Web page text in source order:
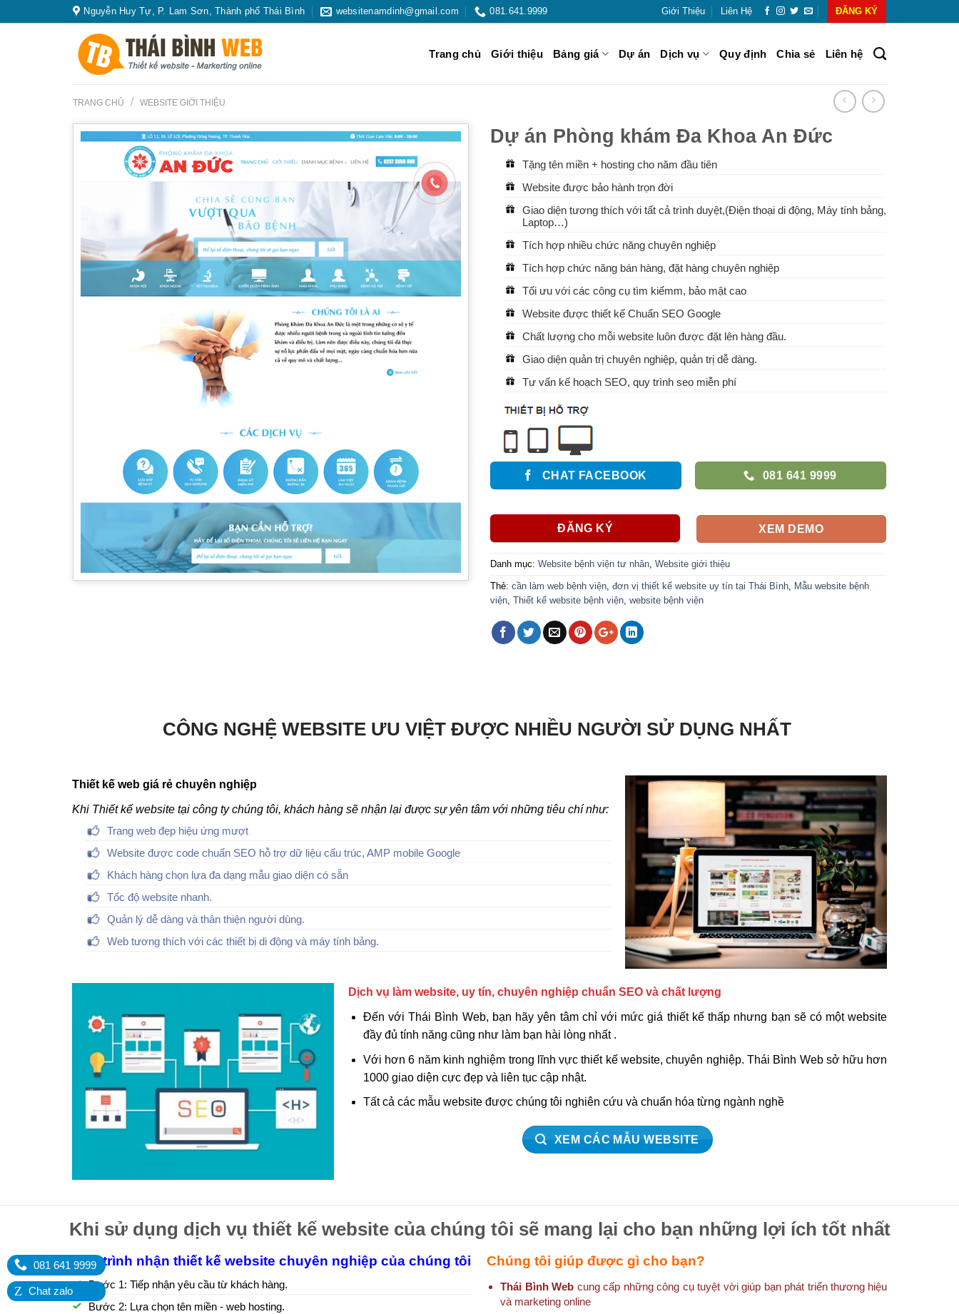
to
081 641 9999
Z Chat zalo
Nguyễn Huy Tự, P. Lam Sơn, Thành phố Thái Bình websitenamdinh@gmail.com 081.641.9999 Giới Thiệu Liên Hệ ĐĂNG KÝ
Trang chủ Giới thiệu Bảng giá Dự án Dịch vụ Quy định Chia sẻ Liên hệ
TRANG CHỦ / WEBSITE GIỚI THIỆU
Dự án Phòng khám Đa Khoa An Đức
Tặng tên miền + hosting cho năm đầu tiên
Website được bảo hành trọn đời
Giao diện tương thích với tất cả trình duyệt,(Điện thoại di động, Máy tính bảng,
Laptop…)
Tích hợp nhiều chức năng chuyên nghiệp
Tích hợp chức năng bán hàng, đặt hàng chuyên nghiệp
Tối ưu với các công cụ tìm kiếmm, bảo mật cao
Website được thiết kế Chuẩn SEO Google
Chất lượng cho mỗi website luôn được đặt lên hàng đầu.
Giao diện quản trị chuyên nghiệp, quản trị dễ dàng.
Tư vấn kế hoạch SEO, quy trình seo miễn phí
CHAT FACEBOOK 081 641 9999
ĐĂNG KÝ XEM DEMO
Danh mục: Website bệnh viện tư nhân, Website giới thiệu
Thẻ: cần làm web bệnh viện, đơn vị thiết kế website uy tín tại Thái Bình, Mẫu website bệnh
viện, Thiết kế website bệnh viện, website bệnh viện
CÔNG NGHỆ WEBSITE ƯU VIỆT ĐƯỢC NHIỀU NGƯỜI SỬ DỤNG NHẤT
Thiết kế web giá rẻ chuyên nghiệp
Khi Thiết kế website tại công ty chúng tôi, khách hàng sẽ nhận lại được sự yên tâm với những tiêu chí như:
Trang web đẹp hiệu ứng mượt
Website được code chuẩn SEO hỗ trợ dữ liệu cấu trúc, AMP mobile Google
Khách hàng chọn lựa đa dạng mẫu giao diện có sẵn
Tốc độ website nhanh.
Quản lý dễ dàng và thân thiện người dùng.
Web tương thích với các thiết bị di động và máy tính bảng.
Dịch vụ làm website, uy tín, chuyên nghiệp chuẩn SEO và chất lượng
Đến với Thái Bình Web, bạn hãy yên tâm chỉ với mức giá thiết kế thấp nhưng bạn sẽ có một website
đầy đủ tính năng cũng như làm bạn hài lòng nhất .
Với hơn 6 năm kinh nghiệm trong lĩnh vực thiết kế website, chuyên nghiệp. Thái Bình Web sở hữu hơn
1000 giao diện cực đẹp và liên tục cập nhật.
Tất cả các mẫu website được chúng tôi nghiên cứu và chuẩn hóa từng ngành nghề
XEM CÁC MẪU WEBSITE
Khi sử dụng dịch vụ thiết kế website của chúng tôi sẽ mang lại cho bạn những lợi ích tốt nhất
Quy trình nhận thiết kế website chuyên nghiệp của chúng tôi
Bước 1: Tiếp nhận yêu cầu từ khách hàng.
Bước 2: Lựa chọn tên miền - web hosting.
Chúng tôi giúp được gì cho bạn?
Thái Bình Web cung cấp những công cụ tuyệt vời giúp bạn phát triển thương hiệu
và marketing online